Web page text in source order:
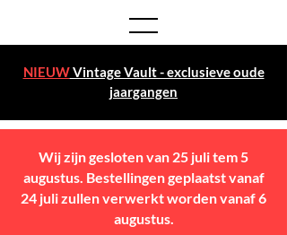
NIEUWVintage Vault - exclusieve oude
jaargangen
Wij zijn gesloten van 25 juli tem 5
augustus. Bestellingen geplaatst vanaf
24 juli zullen verwerkt worden vanaf 6
augustus.